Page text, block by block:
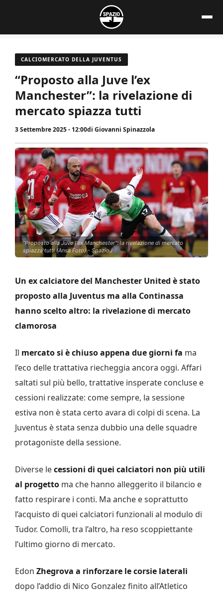
contenuto
CALCIOMERCATO DELLA JUVENTUS
“Proposto alla Juve l’ex
Manchester”: la rivelazione di
mercato spiazza tutti
3 Settembre 2025 - 12:00di Giovanni Spinazzola
"Proposto alla Juve l'ex Manchester": la rivelazione di mercato
spiazza tutti (Ansa Foto) - SpazioJ
Un ex calciatore del Manchester United è stato
proposto alla Juventus ma alla Continassa
hanno scelto altro: la rivelazione di mercato
clamorosa
Il mercato si è chiuso appena due giorni fa ma
l’eco delle trattativa riecheggia ancora oggi. Affari
saltati sul più bello, trattative insperate concluse e
cessioni realizzate: come sempre, la sessione
estiva non è stata certo avara di colpi di scena. La
Juventus è stata senza dubbio una delle squadre
protagoniste della sessione.
Diverse lecessioni di quei calciatori non più utili
al progetto ma che hanno alleggerito il bilancio e
fatto respirare i conti. Ma anche e soprattutto
l’acquisto di quei calciatori funzionali al modulo di
Tudor. Comolli, tra l’altro, ha reso scoppiettante
l’ultimo giorno di mercato.
Edon Zhegrova a rinforzare le corsie laterali
dopo l’addio di Nico Gonzalez finito all’Atletico